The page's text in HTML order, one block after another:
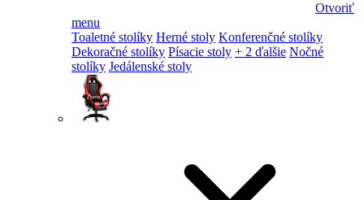
Otvoriť
menu
Toaletné stolíky Herné stoly Konferenčné stolíky
Dekoračné stolíky Písacie stoly + 2 ďalšie Nočné
stolíky Jedálenské stoly